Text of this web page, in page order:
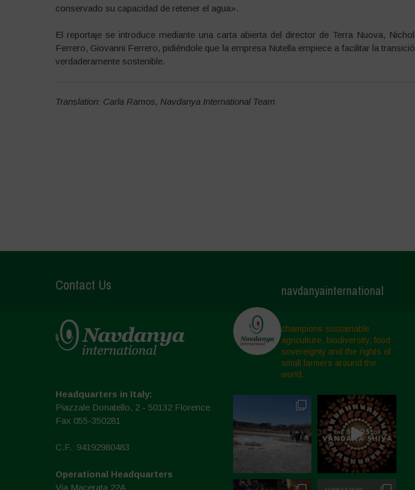
conservado su capacidad de retener el agua».
El reportaje se introduce mediante una carta abierta del director de Terra Nuova,
Ferrero, Giovanni Ferrero, pidiéndole que la empresa Nutella empiece a facilitar la
verdaderamente sostenible.
Translation: Carla Ramos, Navdanya International Team
Contact Us
Headquarters in Italy:
Piazzale Donatello, 2 - 50132 Florence
Fax 055-350281
C.F.: 94192980483
Operational Headquarters
Via Macerata 22A
navdanyainternational
champions sustainable
agriculture, biodiversity, food
sovereignty and the rights of
small farmers around the
world.